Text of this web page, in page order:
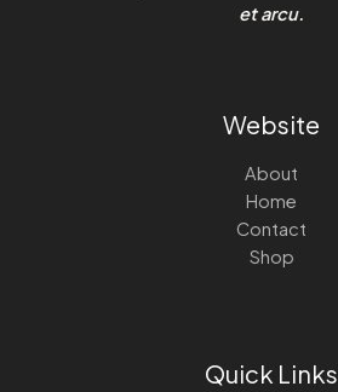
et arcu.
Website
About
Home
Contact
Shop
Quick Links